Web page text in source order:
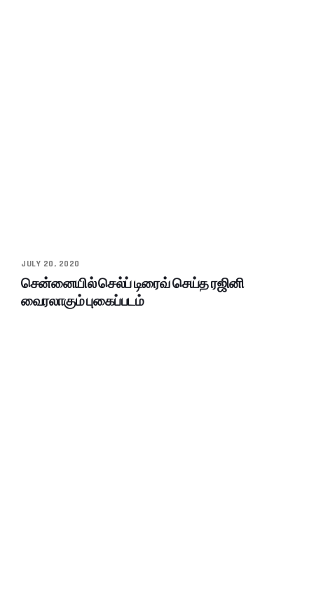
JULY 20, 2020
சென்னையில் செல்ப் டிரைவ் செய்த ரஜினி
வைரலாகும் புகைப்படம்